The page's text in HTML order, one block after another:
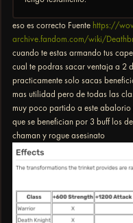
eso es correcto Fuente https://
archive.fandom.com/wiki/
cuando te estas armando tus
cual te podras sacar ventaja a 2
practicamente solo sacas
mas utilidad pero de todas las
muy poco partido a este
que se benefician por 3 buff los
chaman y rogue asesinato